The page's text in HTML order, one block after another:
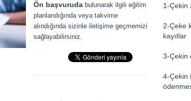
Ön başvuruda bulunarak ilgili eğitim
planlandığında veya takvime
alındığında sizinle iletişime geçmemizi
sağlayabilirsiniz.
1-Çekin
2-Çeke
kayıtlar
3-Çekin
4-Çekin